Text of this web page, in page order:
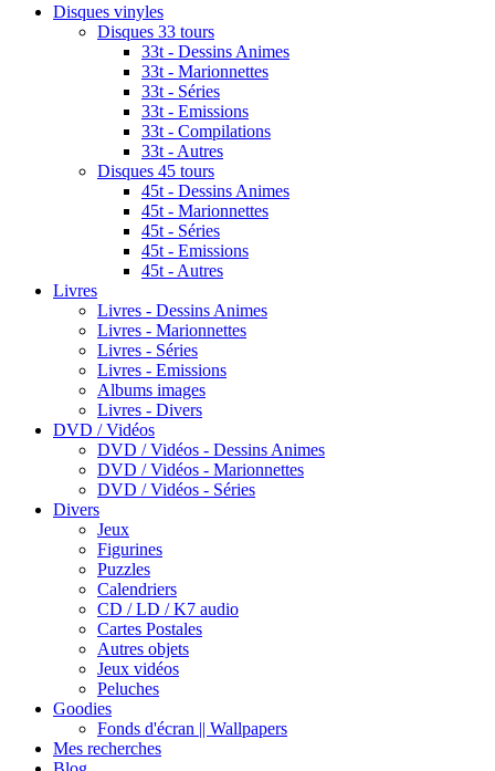
Disques vinyles
Disques 33 tours
33t - Dessins Animes
33t - Marionnettes
33t - Séries
33t - Emissions
33t - Compilations
33t - Autres
Disques 45 tours
45t - Dessins Animes
45t - Marionnettes
45t - Séries
45t - Emissions
45t - Autres
Livres
Livres - Dessins Animes
Livres - Marionnettes
Livres - Séries
Livres - Emissions
Albums images
Livres - Divers
DVD / Vidéos
DVD / Vidéos - Dessins Animes
DVD / Vidéos - Marionnettes
DVD / Vidéos - Séries
Divers
Jeux
Figurines
Puzzles
Calendriers
CD / LD / K7 audio
Cartes Postales
Autres objets
Jeux vidéos
Peluches
Goodies
Fonds d'écran || Wallpapers
Mes recherches